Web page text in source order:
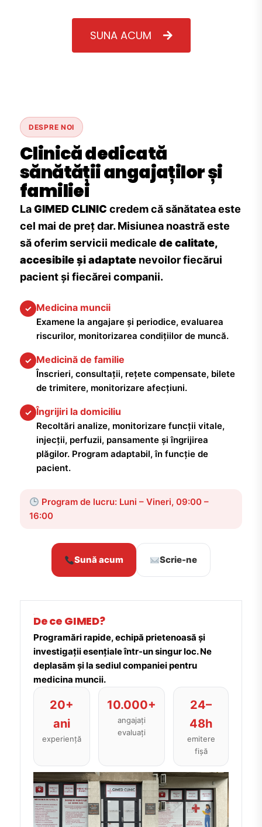
SUNA ACUM
DESPRE NOI
Clinică dedicată
sănătății angajaților și
familiei
LaGIMED CLINIC credem că sănătatea este
cel mai de preț dar. Misiunea noastră este
să oferim servicii medicale de calitate,
accesibile și adaptate nevoilor fiecărui
pacient și fiecărei companii.
✓ Medicina muncii
Examene la angajare și periodice, evaluarea
riscurilor, monitorizarea condițiilor de muncă.
✓ Medicină de familie
Înscrieri, consultații, rețete compensate, bilete
de trimitere, monitorizare afecțiuni.
✓ Îngrijiri la domiciliu
Recoltări analize, monitorizare funcții vitale,
injecții, perfuzii, pansamente și îngrijirea
plăgilor. Program adaptabil, în funcție de
pacient.
Program de lucru: Luni – Vineri, 09:00 –
16:00
Sună acum Scrie-ne
De ce GIMED?
Programări rapide, echipă prietenoasă și
investigații esențiale într-un singur loc. Ne
deplasăm și la sediul companiei pentru
medicina muncii.
20+
ani
experiență
10.000+
angajați
evaluați
24–
48h
emitere
fișă